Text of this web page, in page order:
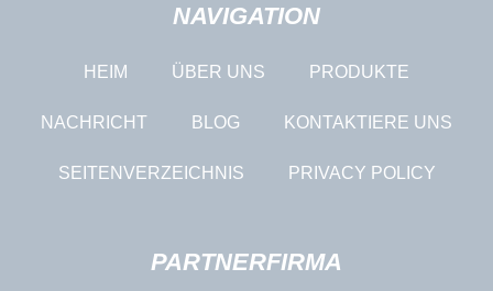
NAVIGATION
HEIM ÜBER UNS PRODUKTE
NACHRICHT BLOG KONTAKTIERE UNS
SEITENVERZEICHNIS PRIVACY POLICY
PARTNERFIRMA